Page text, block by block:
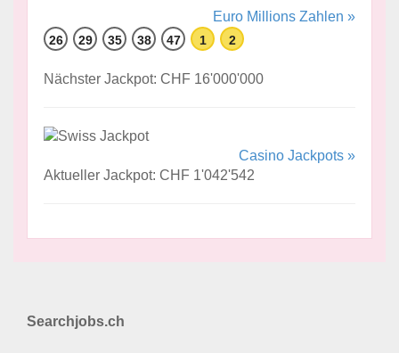
Euro Millions Zahlen »
26 29 35 38 47 1 2
Nächster Jackpot: CHF 16'000'000
Casino Jackpots »
Aktueller Jackpot: CHF 1'042'542
Searchjobs.ch